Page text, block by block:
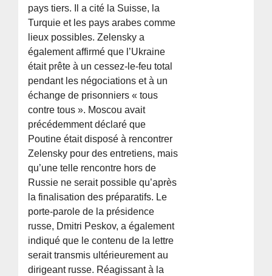
pays tiers. Il a cité la Suisse, la
Turquie et les pays arabes comme
lieux possibles. Zelensky a
également affirmé que l’Ukraine
était prête à un cessez-le-feu total
pendant les négociations et à un
échange de prisonniers « tous
contre tous ». Moscou avait
précédemment déclaré que
Poutine était disposé à rencontrer
Zelensky pour des entretiens, mais
qu’une telle rencontre hors de
Russie ne serait possible qu’après
la finalisation des préparatifs. Le
porte-parole de la présidence
russe, Dmitri Peskov, a également
indiqué que le contenu de la lettre
serait transmis ultérieurement au
dirigeant russe. Réagissant à la